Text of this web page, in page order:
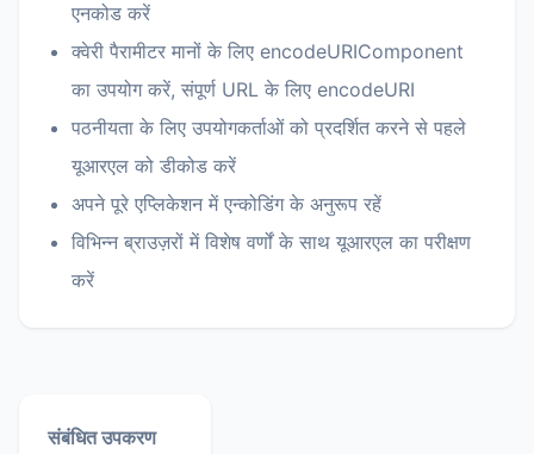
एनकोड करें
क्वेरी पैरामीटर मानों के लिए encodeURIComponent
का उपयोग करें, संपूर्ण URL के लिए encodeURI
पठनीयता के लिए उपयोगकर्ताओं को प्रदर्शित करने से पहले
यूआरएल को डीकोड करें
अपने पूरे एप्लिकेशन में एन्कोडिंग के अनुरूप रहें
विभिन्न ब्राउज़रों में विशेष वर्णों के साथ यूआरएल का परीक्षण
करें
संबंधित उपकरण